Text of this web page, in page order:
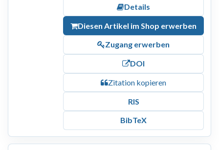
Details
Diesen Artikel im Shop erwerben
Zugang erwerben
DOI
Zitation kopieren
RIS
BibTeX